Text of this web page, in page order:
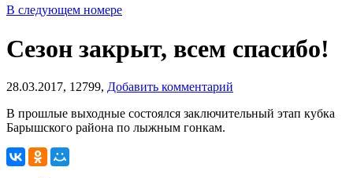
В следующем номере
Сезон закрыт, всем спасибо!
28.03.2017, 12799, Добавить комментарий
В прошлые выходные состоялся заключительный этап кубка
Барышского района по лыжным гонкам.